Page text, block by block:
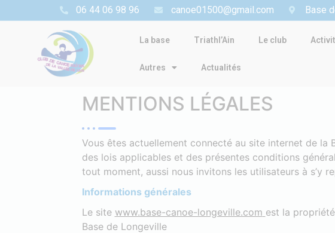
06 44 06 98 96 canoe01500@gmail.com Base
La base Triathl’Ain Le club
Autres Actualités
MENTIONS LÉGALES
Vous êtes actuellement connecté au site internet de la
des lois applicables et des présentes conditions
tout moment, aussi nous invitons les utilisateurs à s’y
Informations générales
Le site www.base-canoe-longeville.com est la
Base de Longeville